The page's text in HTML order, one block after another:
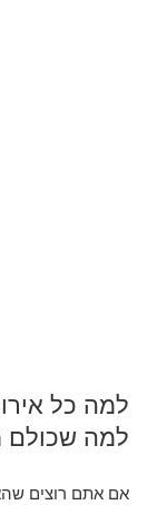
למה כל
למה שכולם
אם אתם רוצים